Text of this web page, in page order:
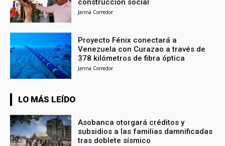
construcción social
Janna Corredor
Proyecto Fénix conectará a
Venezuela con Curazao a través de
378 kilómetros de fibra óptica
Janna Corredor
LO MÁS LEÍDO
Asobanca otorgará créditos y
subsidios a las familias damnificadas
tras doblete sísmico